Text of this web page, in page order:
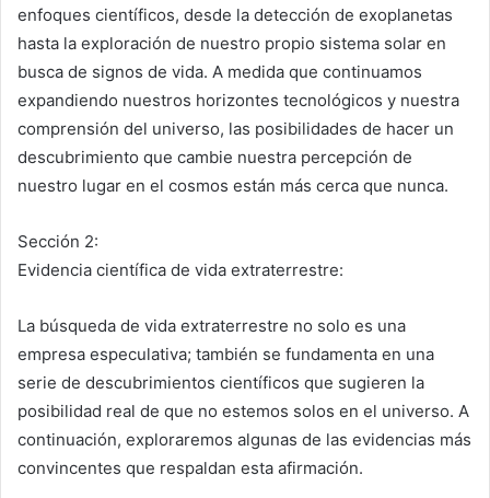
enfoques científicos, desde la detección de exoplanetas
hasta la exploración de nuestro propio sistema solar en
busca de signos de vida. A medida que continuamos
expandiendo nuestros horizontes tecnológicos y nuestra
comprensión del universo, las posibilidades de hacer un
descubrimiento que cambie nuestra percepción de
nuestro lugar en el cosmos están más cerca que nunca.
Sección 2:
Evidencia científica de vida extraterrestre:
La búsqueda de vida extraterrestre no solo es una
empresa especulativa; también se fundamenta en una
serie de descubrimientos científicos que sugieren la
posibilidad real de que no estemos solos en el universo. A
continuación, exploraremos algunas de las evidencias más
convincentes que respaldan esta afirmación.